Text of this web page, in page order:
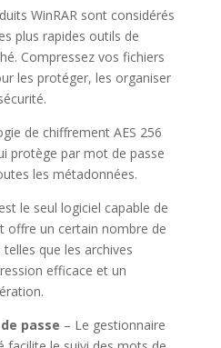
WinRAR sont considérés
plus rapides outils de
Compressez vos fichiers
les protéger, les organiser
de chiffrement AES 256
protège par mot de passe
les métadonnées.
le seul logiciel capable de
offre un certain nombre de
que les archives
efficace et un
passe – Le gestionnaire